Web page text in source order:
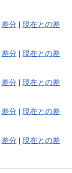
差分 |現在との差
差分 |現在との差
差分 |現在との差
差分 |現在との差
差分 |現在との差